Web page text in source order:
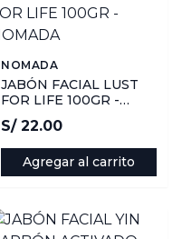
NOMADA
JABÓN FACIAL LUST
FOR LIFE 100GR -
NOMADA
S/ 22.00
Agregar al carrito